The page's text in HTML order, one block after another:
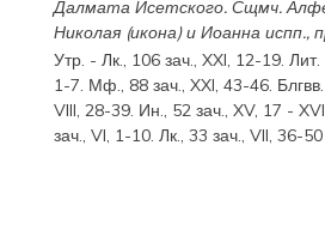
ДалматаИсетского. Сщмч.
Николая(икона) и Иоаннаиспп.,
Утр. - Лк., 106 зач., XXI, 12-19. Лит.
1-7. Мф., 88 зач., XXI, 43-46.
VIII, 28-39. Ин., 52 зач., XV, 17 -
зач., VI, 1-10. Лк., 33 зач., VII, 36-50